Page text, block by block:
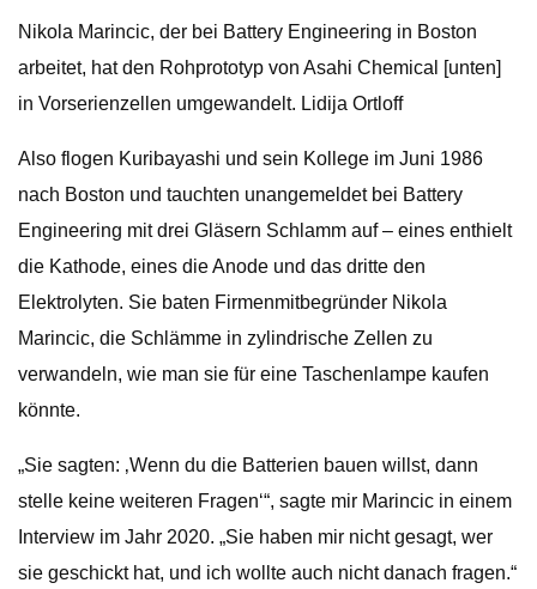
Nikola Marincic, der bei Battery Engineering in Boston
arbeitet, hat den Rohprototyp von Asahi Chemical [unten]
in Vorserienzellen umgewandelt. Lidija Ortloff
Also flogen Kuribayashi und sein Kollege im Juni 1986
nach Boston und tauchten unangemeldet bei Battery
Engineering mit drei Gläsern Schlamm auf – eines enthielt
die Kathode, eines die Anode und das dritte den
Elektrolyten. Sie baten Firmenmitbegründer Nikola
Marincic, die Schlämme in zylindrische Zellen zu
verwandeln, wie man sie für eine Taschenlampe kaufen
könnte.
„Sie sagten: ‚Wenn du die Batterien bauen willst, dann
stelle keine weiteren Fragen‘“, sagte mir Marincic in einem
Interview im Jahr 2020. „Sie haben mir nicht gesagt, wer
sie geschickt hat, und ich wollte auch nicht danach fragen.“